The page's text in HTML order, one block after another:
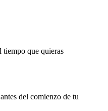
tiempo que quieras
del comienzo de tu